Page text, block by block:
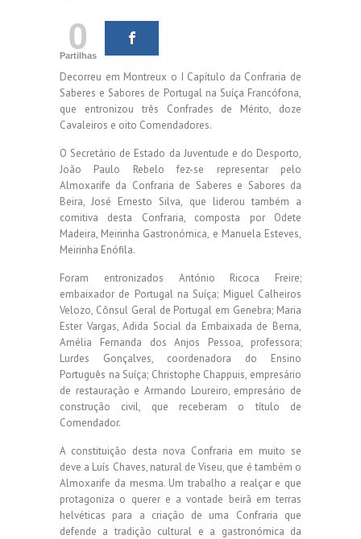
0
Partilhas
Decorreu em Montreux o I Capítulo da Confraria de
Saberes e Sabores de Portugal na Suíça Francófona,
que entronizou três Confrades de Mérito, doze
Cavaleiros e oito Comendadores.
O Secretário de Estado da Juventude e do Desporto,
João Paulo Rebelo fez-se representar pelo
Almoxarife da Confraria de Saberes e Sabores da
Beira, José Ernesto Silva, que liderou também a
comitiva desta Confraria, composta por Odete
Madeira, Meirinha Gastronómica, e Manuela Esteves,
Meirinha Enófila.
Foram entronizados António Ricoca Freire;
embaixador de Portugal na Suíça; Miguel Calheiros
Velozo, Cônsul Geral de Portugal em Genebra; Maria
Ester Vargas, Adida Social da Embaixada de Berna,
Amélia Fernanda dos Anjos Pessoa, professora;
Lurdes Gonçalves, coordenadora do Ensino
Português na Suíça; Christophe Chappuis, empresário
de restauração e Armando Loureiro, empresário de
construção civil, que receberam o título de
Comendador.
A constituição desta nova Confraria em muito se
deve a Luís Chaves, natural de Viseu, que é também o
Almoxarife da mesma. Um trabalho a realçar e que
protagoniza o querer e a vontade beirã em terras
helvéticas para a criação de uma Confraria que
defende a tradição cultural e a gastronómica da